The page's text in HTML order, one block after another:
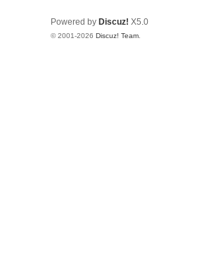
Powered by Discuz! X5.0
© 2001-2026 Discuz! Team